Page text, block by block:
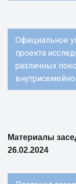
Официальное
проекта
различных
Материалы
26.02.2024